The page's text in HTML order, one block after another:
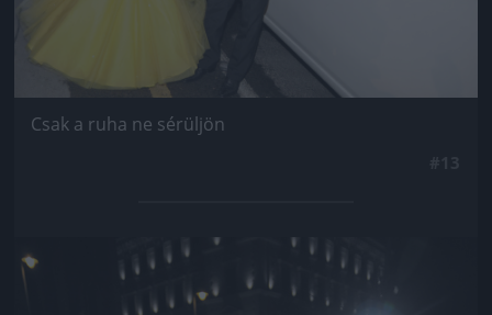
Csak a ruha ne sérüljön